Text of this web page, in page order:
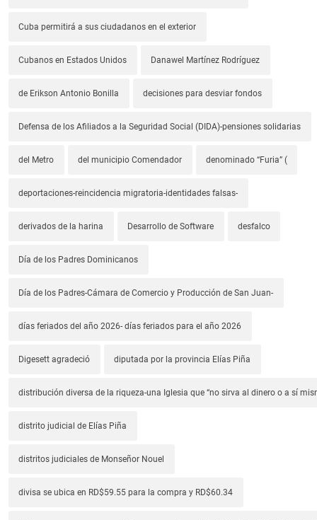
Cuba permitirá a sus ciudadanos en el exterior
Cubanos en Estados Unidos Danawel Martínez Rodríguez
de Erikson Antonio Bonilla decisiones para desviar fondos
Defensa de los Afiliados a la Seguridad Social (DIDA)-pensiones solidarias
del Metro del municipio Comendador denominado “Furia” (
deportaciones-reincidencia migratoria-identidades falsas-
derivados de la harina Desarrollo de Software desfalco
Día de los Padres Dominicanos
Día de los Padres-Cámara de Comercio y Producción de San Juan-
días feriados del año 2026- días feriados para el año 2026
Digesett agradeció diputada por la provincia Elías Piña
distribución diversa de la riqueza-una Iglesia que “no sirva al dinero o a sí
distrito judicial de Elías Piña
distritos judiciales de Monseñor Nouel
divisa se ubica en RD$59.55 para la compra y RD$60.34